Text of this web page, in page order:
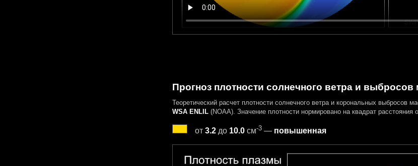
Прогноз плотности солнечного ветра и
Теоретический расчет плотности солнечного ветра и корональных выбросов
WSA ENLIL(NOAA). Значение плотности нормировано на квадрат расстояния
от 3.2до 10.0см-3— повышенная